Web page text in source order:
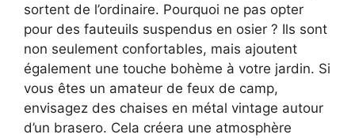
sortent de l’ordinaire. Pourquoi ne pas opter
pour des fauteuils suspendus en osier ? Ils sont
non seulement confortables, mais ajoutent
également une touche bohème à votre jardin. Si
vous êtes un amateur de feux de camp,
envisagez des chaises en métal vintage autour
d’un brasero. Cela créera une atmosphère